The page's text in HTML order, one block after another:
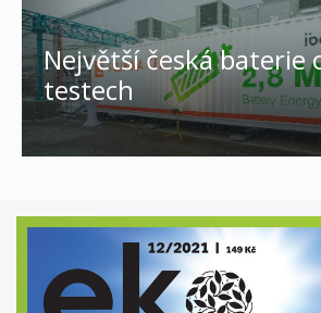
Největší česká baterie
testech